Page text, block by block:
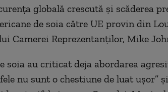
globală crescută și scăderea
de soia către UE provin din
Camerei Reprezentanților, Mike
soia au criticat deja abordarea
nu sunt o chestiune de luat ușor”